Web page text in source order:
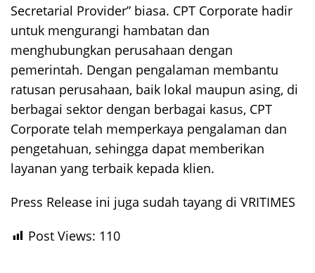
Secretarial Provider” biasa. CPT Corporate hadir
untuk mengurangi hambatan dan
menghubungkan perusahaan dengan
pemerintah. Dengan pengalaman membantu
ratusan perusahaan, baik lokal maupun asing, di
berbagai sektor dengan berbagai kasus, CPT
Corporate telah memperkaya pengalaman dan
pengetahuan, sehingga dapat memberikan
layanan yang terbaik kepada klien.
Press Release ini juga sudah tayang di VRITIMES
Post Views: 110